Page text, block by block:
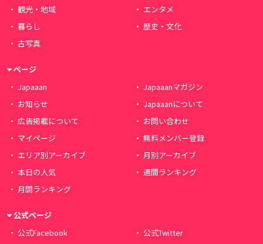
観光・地域
エンタメ
暮らし
歴史・文化
古写真
ページ
Japaaan
Japaaanマガジン
お知らせ
Japaaanについて
広告掲載について
お問い合わせ
マイページ
無料メンバー登録
エリア別アーカイブ
月別アーカイブ
本日の人気
週間ランキング
月間ランキング
公式ページ
公式Facebook
公式Twitter